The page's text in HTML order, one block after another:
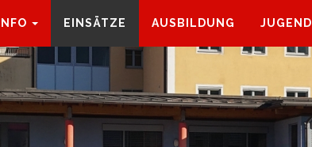
INFO EINSÄTZE AUSBILDUNG JUGEND